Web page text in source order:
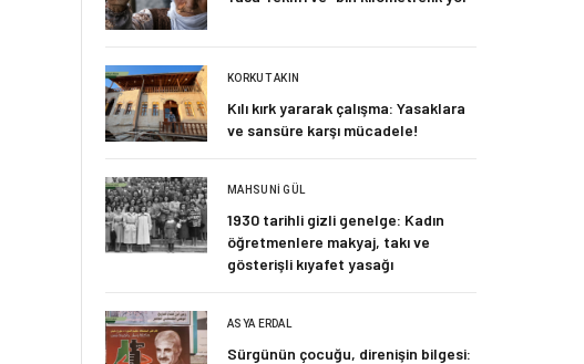
KORKUT AKIN
Kılı kırk yararak çalışma: Yasaklara
ve sansüre karşı mücadele!
MAHSUNI GÜL
1930 tarihli gizli genelge: Kadın
öğretmenlere makyaj, takı ve
gösterişli kıyafet yasağı
ASYA ERDAL
Sürgünün çocuğu, direnişin bilgesi: